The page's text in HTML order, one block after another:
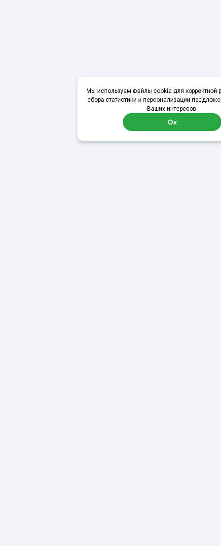
Мы используем файлы cookie для корректной
сбора статистики и персонализации
Ваших интересов.
Ок